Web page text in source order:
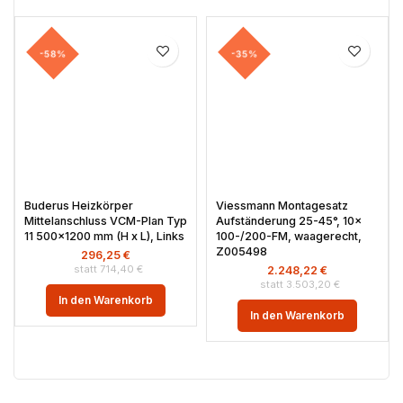
-58%
Buderus Heizkörper
Mittelanschluss VCM-Plan Typ
11 500×1200 mm (H x L), Links
714,40 €
296,25 €
In den Warenkorb
-35%
Viessmann Montagesatz
Aufständerung 25-45°, 10x
100-/200-FM, waagerecht,
Z005498
3.503,20 €
2.248,22 €
In den Warenkorb